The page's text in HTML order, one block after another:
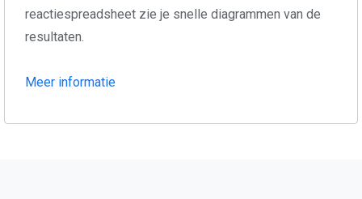
reactiespreadsheet zie je snelle diagrammen van de
resultaten.
Meer informatie